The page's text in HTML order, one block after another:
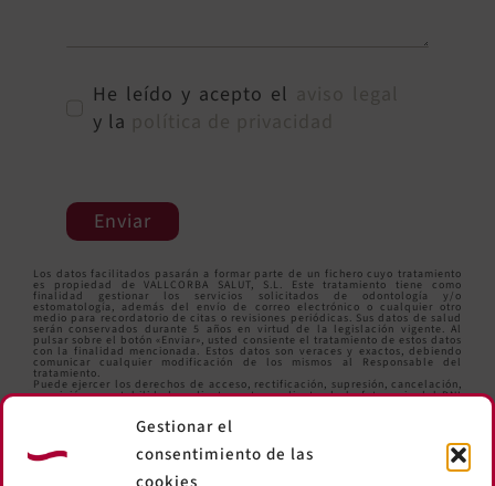
Gestionar el
consentimiento de las
He leído y acepto el
y la
Enviar
Los datos facilitados pasarán a formar parte de un fichero cuyo tratamiento
es propiedad de VALLCORBA SALUT, S.L. Este tratamiento tiene como
finalidad gestionar los servicios solicitados de odontología y/o
estomatología, además del envío de correo electrónico o cualquier otro
medio para recordatorio de citas o revisiones periódicas. Sus datos de salud
serán conservados durante 5 años en virtud de la legislación vigente. Al
pulsar sobre el botón «Enviar», usted consiente el tratamiento de estos datos
con la finalidad mencionada. Estos datos son veraces y exactos, debiendo
comunicar cualquier modificación de los mismos al Responsable del
tratamiento.
Puede ejercer los derechos de acceso, rectificación, supresión, cancelación,
oposición y portabilidad mediante carta y adjuntando la fotocopia del DNI
enviando un correo electrónico a informacio@clinicavallcorba.com